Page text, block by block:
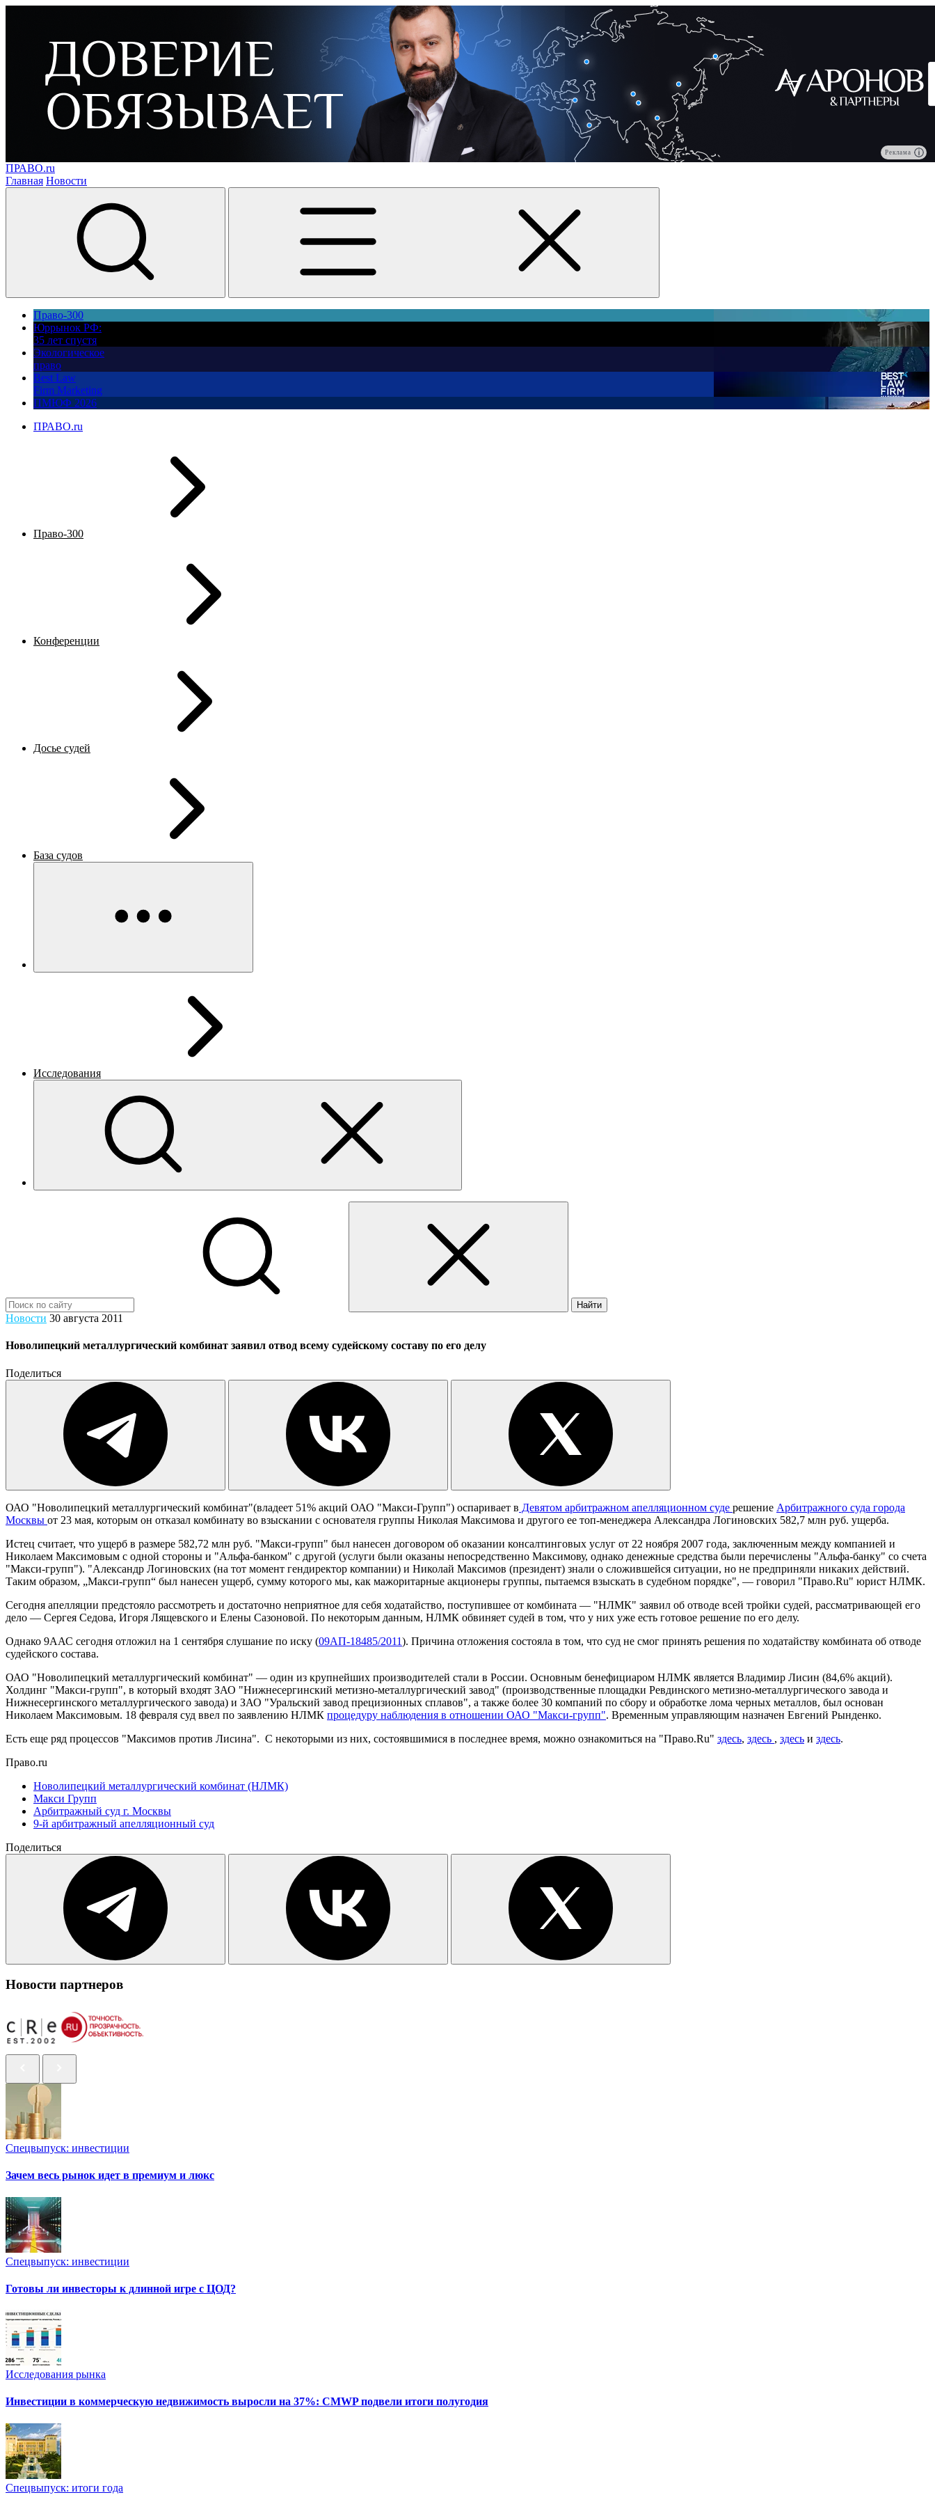
Реклама
ПРАВО.ru
Главная Новости
Право-300
Юррынок РФ:
35 лет спустя
Экологическое
право
Best Law
Firm Marketing
ПМЮФ 2026
ПРАВО.ru
Право-300
Конференции
Досье судей
База судов
Исследования
Найти
Новости 30 августа 2011
Новолипецкий металлургический комбинат заявил отвод всему судейскому составу по его делу
Поделиться
ОАО "Новолипецкий металлургический комбинат"(владеет 51% акций ОАО "Макси-Групп") оспаривает в Девятом арбитражном апелляционном суде решение Арбитражного суда города
Москвы от 23 мая, которым он отказал комбинату во взыскании с основателя группы Николая Максимова и другого ее топ-менеджера Александра Логиновских 582,7 млн руб. ущерба.
Истец считает, что ущерб в размере 582,72 млн руб. "Макси-групп" был нанесен договором об оказании консалтинговых услуг от 22 ноября 2007 года, заключенным между компанией и
Николаем Максимовым с одной стороны и "Альфа-банком" с другой (услуги были оказаны непосредственно Максимову, однако денежные средства были перечислены "Альфа-банку" со счета
"Макси-групп"). "Александр Логиновских (на тот момент гендиректор компании) и Николай Максимов (президент) знали о сложившейся ситуации, но не предприняли никаких действий.
Таким образом, „Макси-групп“ был нанесен ущерб, сумму которого мы, как мажоритарные акционеры группы, пытаемся взыскать в судебном порядке", — говорил "Право.Ru" юрист НЛМК.
Сегодня апелляции предстояло рассмотреть и достаточно неприятное для себя ходатайство, поступившее от комбината — "НЛМК" заявил об отводе всей тройки судей, рассматривающей его
дело — Сергея Седова, Игоря Лящевского и Елены Сазоновой. По некоторым данным, НЛМК обвиняет судей в том, что у них уже есть готовое решение по его делу.
Однако 9ААС сегодня отложил на 1 сентября слушание по иску (09АП-18485/2011). Причина отложения состояла в том, что суд не смог принять решения по ходатайству комбината об отводе
судейского состава.
ОАО "Новолипецкий металлургический комбинат" — один из крупнейших производителей стали в России. Основным бенефициаром НЛМК является Владимир Лисин (84,6% акций).
Холдинг "Макси-групп", в который входят ЗАО "Нижнесергинский метизно-металлургический завод" (производственные площадки Ревдинского метизно-металлургического завода и
Нижнесергинского металлургического завода) и ЗАО "Уральский завод прецизионных сплавов", а также более 30 компаний по сбору и обработке лома черных металлов, был основан
Николаем Максимовым. 18 февраля суд ввел по заявлению НЛМК процедуру наблюдения в отношении ОАО "Макси-групп". Временным управляющим назначен Евгений Рынденко.
Есть еще ряд процессов "Максимов против Лисина". С некоторыми из них, состоявшимися в последнее время, можно ознакомиться на "Право.Ru" здесь, здесь , здесь и здесь.
Право.ru
Новолипецкий металлургический комбинат (НЛМК)
Макси Групп
Арбитражный суд г. Москвы
9-й арбитражный апелляционный суд
Поделиться
Новости партнеров
Спецвыпуск: инвестиции
Зачем весь рынок идет в премиум и люкс
Спецвыпуск: инвестиции
Готовы ли инвесторы к длинной игре с ЦОД?
Исследования рынка
Инвестиции в коммерческую недвижимость выросли на 37%: CMWP подвели итоги полугодия
Спецвыпуск: итоги года